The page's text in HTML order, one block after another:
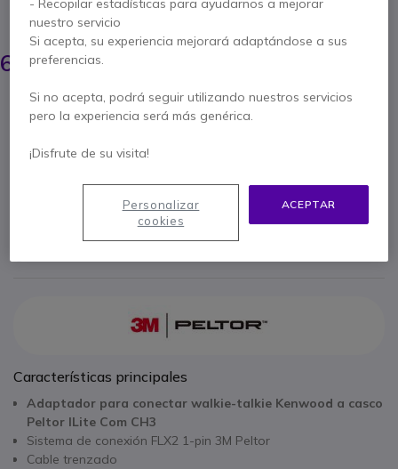
AHORRA 8,00 €
72,95 €
64,95 € s/Iva
Cantidad
AÑADIR AL CARRITO
en stock 24/48 h
Características principales
Adaptador para conectar walkie-talkie Kenwood a casco
Peltor lLite Com CH3
Sistema de conexión FLX2 1-pin 3M Peltor
Cable trenzado
- Recopilar estadísticas para ayudarnos a mejorar
nuestro servicio
Si acepta, su experiencia mejorará adaptándose a sus
preferencias.
Si no acepta, podrá seguir utilizando nuestros servicios
pero la experiencia será más genérica.
¡Disfrute de su visita!
ACEPTAR
Personalizar
cookies